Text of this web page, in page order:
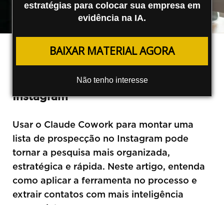
estratégias para colocar sua empresa em
evidência na IA.
BAIXAR MATERIAL AGORA
Não tenho interesse
Como Usar o Claude Cowork Para
Criar Uma Lista de Prospecção No
Instagram
Usar o Claude Cowork para montar uma
lista de prospecção no Instagram pode
tornar a pesquisa mais organizada,
estratégica e rápida. Neste artigo, entenda
como aplicar a ferramenta no processo e
extrair contatos com mais inteligência